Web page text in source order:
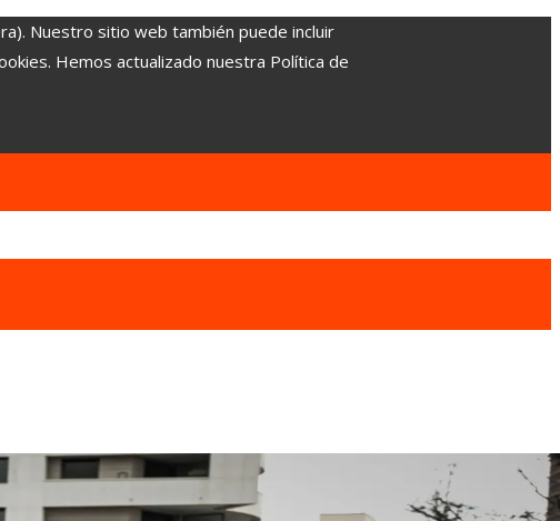
Nuestro sitio web también puede incluir
Hemos actualizado nuestra Política de